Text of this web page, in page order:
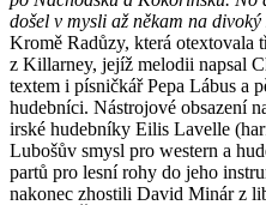
došel v mysli až někam na divoký
Kromě Radůzy, která otextovala
z Killarney, jejíž melodii napsal
textem i písničkář Pepa Lábus a
hudebníci. Nástrojové obsazení
irské hudebníky Eilis Lavelle
Lubošův smysl pro western a
partů pro lesní rohy do jeho
nakonec zhostili David Minár z